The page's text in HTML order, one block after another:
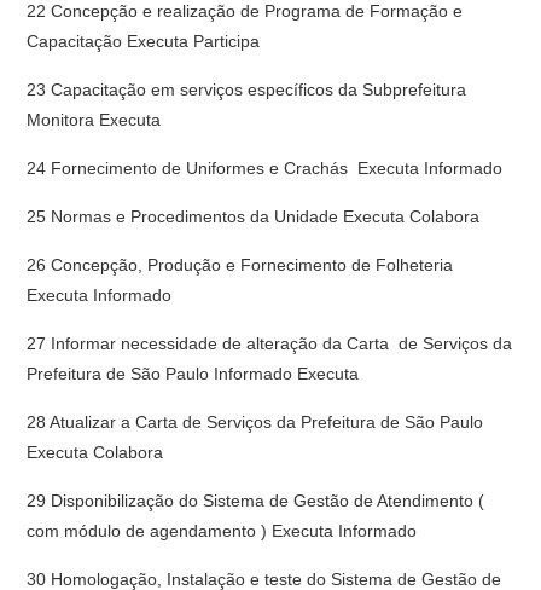
22 Concepção e realização de Programa de Formação e
Capacitação Executa Participa
23 Capacitação em serviços específicos da Subprefeitura
Monitora Executa
24 Fornecimento de Uniformes e Crachás Executa Informado
25 Normas e Procedimentos da Unidade Executa Colabora
26 Concepção, Produção e Fornecimento de Folheteria
Executa Informado
27 Informar necessidade de alteração da Carta de Serviços da
Prefeitura de São Paulo Informado Executa
28 Atualizar a Carta de Serviços da Prefeitura de São Paulo
Executa Colabora
29 Disponibilização do Sistema de Gestão de Atendimento (
com módulo de agendamento ) Executa Informado
30 Homologação, Instalação e teste do Sistema de Gestão de